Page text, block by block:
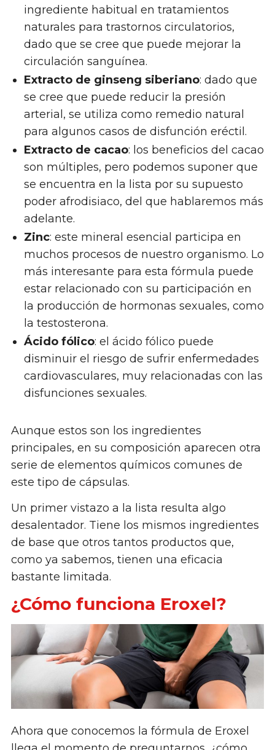
ingrediente habitual en tratamientos
naturales para trastornos circulatorios,
dado que se cree que puede mejorar la
circulación sanguínea.
Extracto de ginseng siberiano: dado que
se cree que puede reducir la presión
arterial, se utiliza como remedio natural
para algunos casos de disfunción eréctil.
Extracto de cacao: los beneficios del cacao
son múltiples, pero podemos suponer que
se encuentra en la lista por su supuesto
poder afrodisiaco, del que hablaremos más
adelante.
Zinc: este mineral esencial participa en
muchos procesos de nuestro organismo. Lo
más interesante para esta fórmula puede
estar relacionado con su participación en
la producción de hormonas sexuales, como
la testosterona.
Ácido fólico: el ácido fólico puede
disminuir el riesgo de sufrir enfermedades
cardiovasculares, muy relacionadas con las
disfunciones sexuales.
Aunque estos son los ingredientes
principales, en su composición aparecen otra
serie de elementos químicos comunes de
este tipo de cápsulas.
Un primer vistazo a la lista resulta algo
desalentador. Tiene los mismos ingredientes
de base que otros tantos productos que,
como ya sabemos, tienen una eficacia
bastante limitada.
¿Cómo funciona Eroxel?
Ahora que conocemos la fórmula de Eroxel